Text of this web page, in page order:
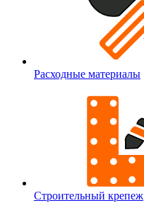
Расходные материалы
Строительный крепеж